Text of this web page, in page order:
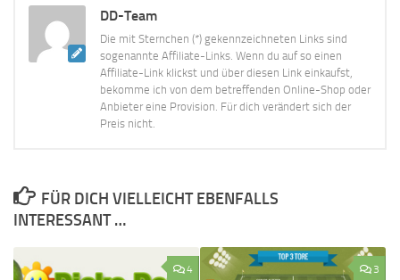
DD-Team
Die mit Sternchen (*) gekennzeichneten Links sind
sogenannte Affiliate-Links. Wenn du auf so einen
Affiliate-Link klickst und über diesen Link einkaufst,
bekomme ich von dem betreffenden Online-Shop oder
Anbieter eine Provision. Für dich verändert sich der
Preis nicht.
FÜR DICH VIELLEICHT EBENFALLS
INTERESSANT …
4 3